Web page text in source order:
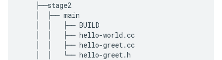
    ├──stage2
    │  ├── main
    │  │   ├── BUILD
    │  │   ├── hello-world.cc
    │  │   ├── hello-greet.cc
    │  │   └── hello-greet.h